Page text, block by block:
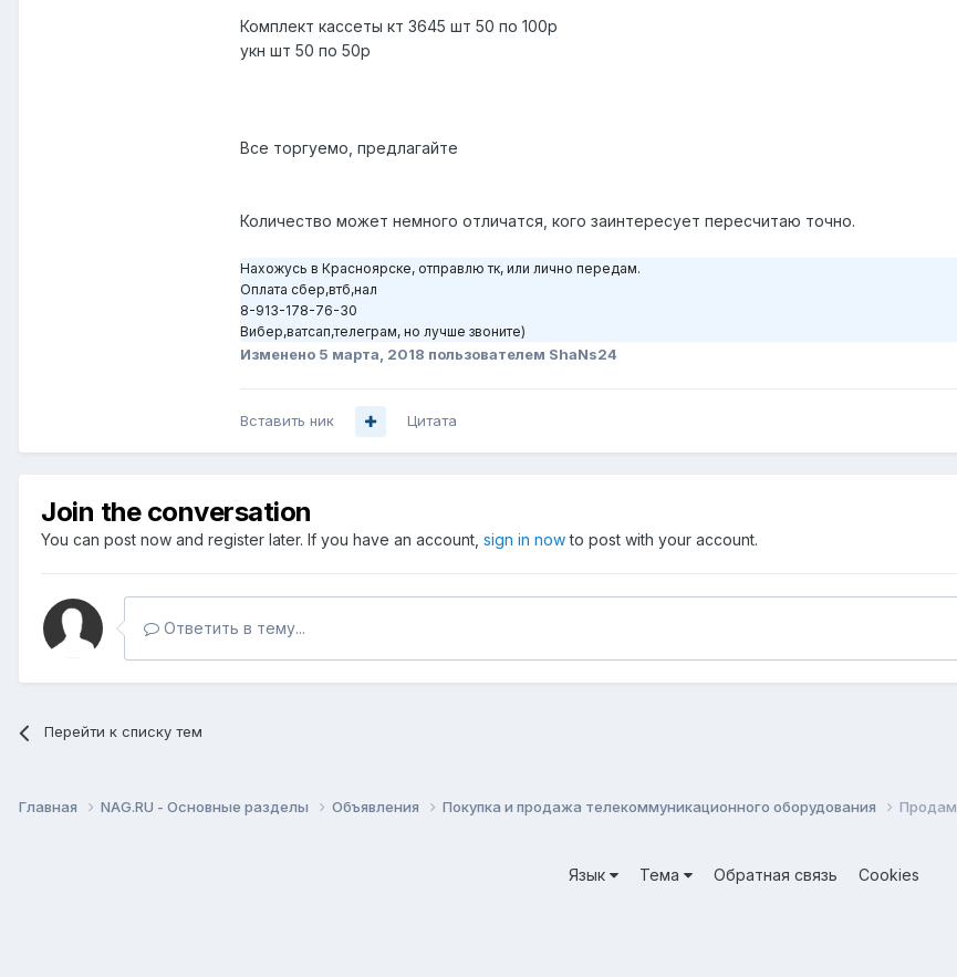
Комплект кассеты кт 3645 шт 50 по 100р
укн шт 50 по 50р
Все торгуемо, предлагайте
Количество может немного отличатся, кого заинтересует пересчитаю точно.
Нахожусь в Красноярске, отправлю тк, или лично передам.
Оплата сбер,втб,нал
8-913-178-76-30
Вибер,ватсап,телеграм, но лучше звоните)
Изменено 5 марта, 2018 пользователем ShaNs24
Вставить ник Цитата
Join the conversation
You can post now and register later. If you have an account, sign in nowto post with your account.
Ответить в тему...
Перейти к списку тем
Главная NAG.RU - Основные разделы Объявления Покупка и продажа телекоммуникационного оборудования Продам
Язык Тема Обратная связь
Cookies